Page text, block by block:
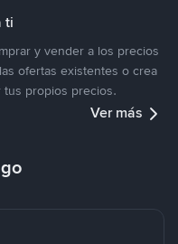
ti
y vender a los precios
ofertas existentes o crea
tus propios precios.
Ver más